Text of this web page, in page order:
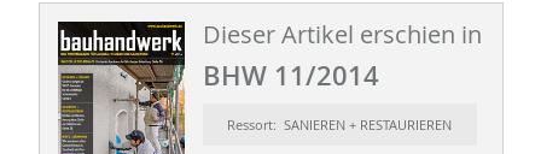
Dieser Artikel erschien in
BHW 11/2014
Ressort: SANIEREN + RESTAURIEREN